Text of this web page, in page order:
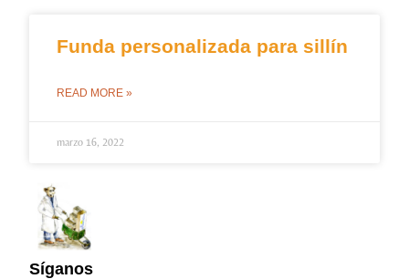
Funda personalizada para sillín
READ MORE »
marzo 16, 2022
Síganos